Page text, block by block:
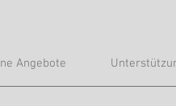
Angebote